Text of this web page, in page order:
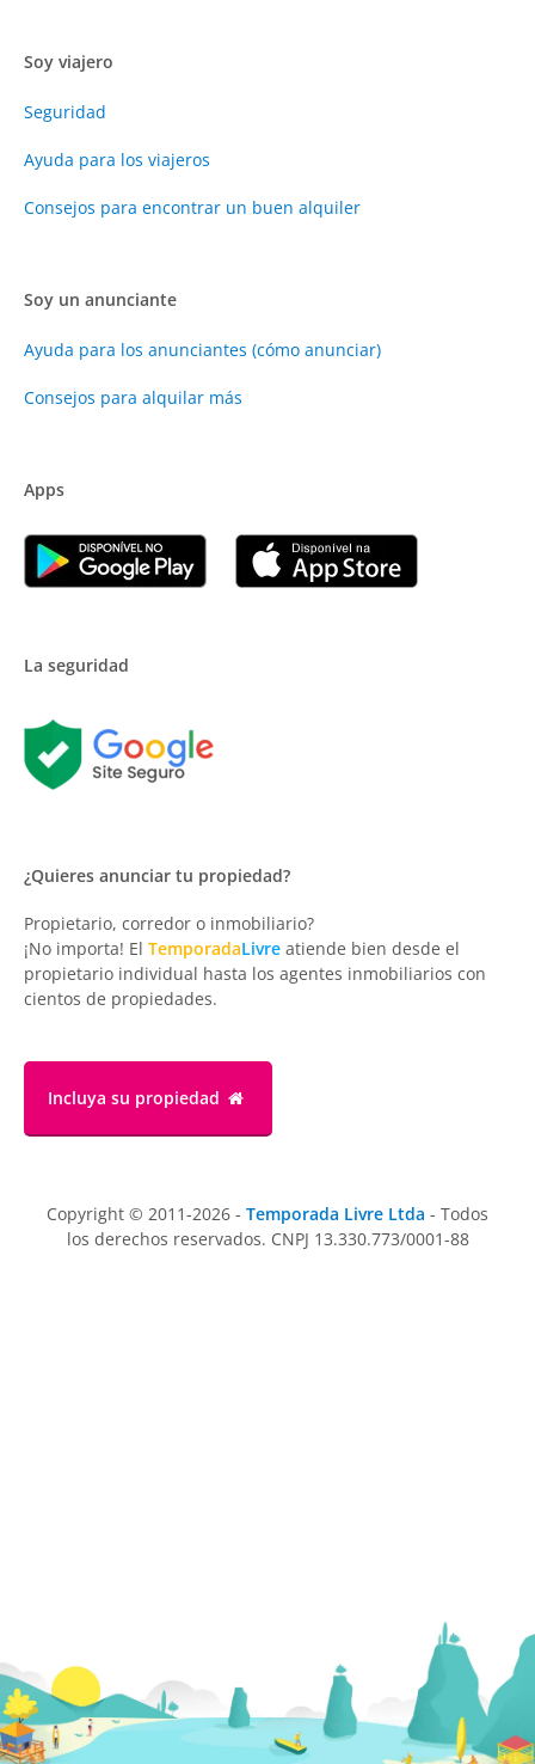
Soy viajero
Seguridad
Ayuda para los viajeros
Consejos para encontrar un buen alquiler
Soy un anunciante
Ayuda para los anunciantes (cómo anunciar)
Consejos para alquilar más
Apps
La seguridad
¿Quieres anunciar tu propiedad?
Propietario, corredor o inmobiliario?
¡No importa! El TemporadaLivre atiende bien desde el
propietario individual hasta los agentes inmobiliarios con
cientos de propiedades.
Incluya su propiedad
Copyright © 2011-2026 - Temporada Livre Ltda - Todos
los derechos reservados. CNPJ 13.330.773/0001-88